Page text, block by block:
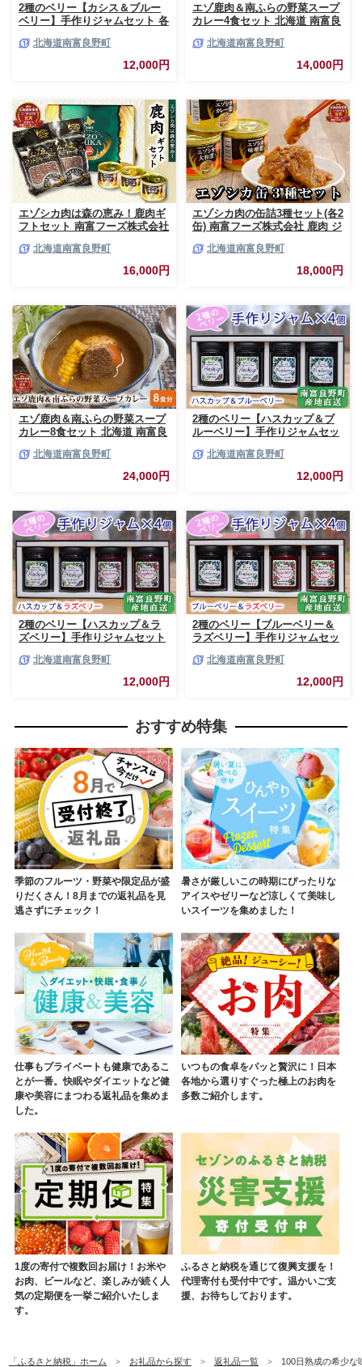
2種のベリー【カシス＆ブルー
ベリー】手作りジャムセット 各
ベリー カシス ブルーベリー ソ
ース 果実 てんさい糖 無農薬 甘
北海道南富良野町
12,000円
エゾ鹿肉＆南ふらの野菜スープ
カレー4食セット 北海道 南富良
スープカレー セット 詰合せ 加
北海道南富良野町
14,000円
エゾシカ肉は森の恵み！鹿肉ギ
フトセット 南富フーズ株式会社
北海道 南富良野町 エゾシカ 缶
詰 セット 詰合せ 贈り物 ギフト
北海道南富良野町
16,000円
エゾシカ肉の缶詰3種セット(各2
缶) 南富フーズ株式会社 鹿肉 ジ
南富良野町 エゾシカ 缶詰 セッ
ト 詰合せ 肉の加工品 おかず お
北海道南富良野町
18,000円
エゾ鹿肉＆南ふらの野菜スープ
カレー8食セット 北海道 南富良
スープカレー セット 詰合せ 加
北海道南富良野町
24,000円
2種のベリー【ハスカップ＆ブ
ルーベリー】手作りジャムセッ
ャム ベリー ハスカップ ブルー
北海道南富良野町
12,000円
2種のベリー【ハスカップ＆ラ
ズベリー】手作りジャムセット
ム ベリー ハスカップ ラズベリ
ー ソース カシス てんさい糖 無
農薬 ポリフェノール 鉄分 ビタ
北海道南富良野町
12,000円
2種のベリー【ブルーベリー＆
ラズベリー】手作りジャムセッ
ャム ベリー ブルーベリー ラズ
ベリー ソース カシス 果実 てん
北海道南富良野町
12,000円
おすすめ特集
季節のフルーツ・野菜や限定品が盛
りだくさん！8月までの返礼品を見
逃さずにチェック！
暑さが厳しいこの時期にぴったりな
アイスやゼリーなど涼しくて美味し
いスイーツを集めました！
仕事もプライベートも健康であるこ
とが一番。快眠やダイエットなど健
康や美容にまつわる返礼品を集めま
した。
いつもの食卓をパッと贅沢に！日本
各地から選りすぐった極上のお肉を
多数ご紹介します。
1度の寄付で複数回お届け！お米や
お肉、ビールなど、楽しみが続く人
気の定期便を一挙ご紹介いたしま
す。
ふるさと納税を通じて復興支援を！
代理寄付も受付中です。温かいご支
援、お待ちしております。
「ふるさと納税」ホーム お礼品から探す 返礼品一覧 100日熟成の希少な